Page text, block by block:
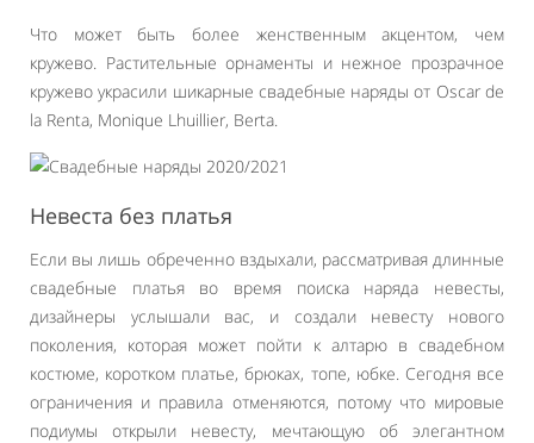
Что может быть более женственным акцентом, чем
кружево. Растительные орнаменты и нежное прозрачное
кружево украсили шикарные свадебные наряды от Oscar de
la Renta, Monique Lhuillier, Berta.
Невеста без платья
Если вы лишь обреченно вздыхали, рассматривая длинные
свадебные платья во время поиска наряда невесты,
дизайнеры услышали вас, и создали невесту нового
поколения, которая может пойти к алтарю в свадебном
костюме, коротком платье, брюках, топе, юбке. Сегодня все
ограничения и правила отменяются, потому что мировые
подиумы открыли невесту, мечтающую об элегантном